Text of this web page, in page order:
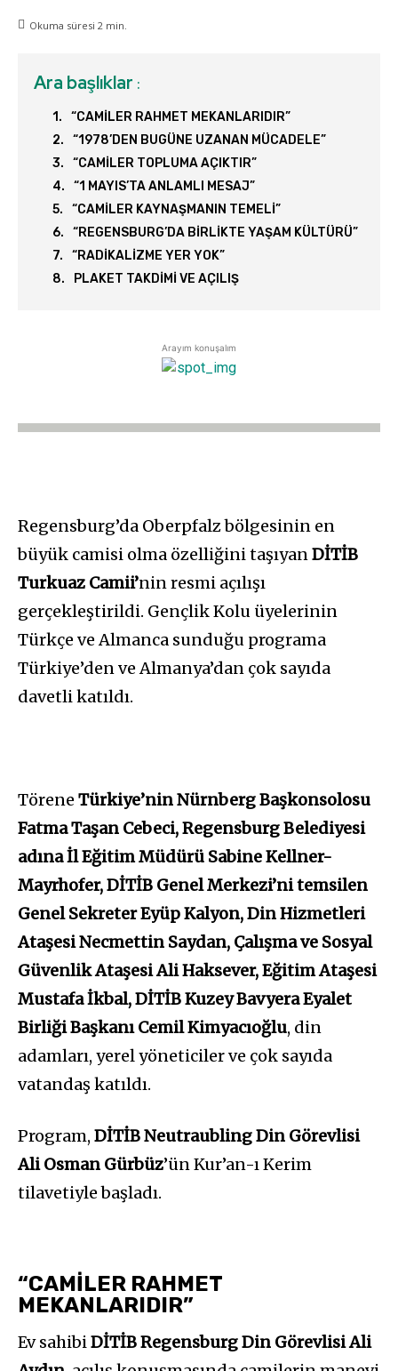
Okuma süresi 2 min.
Ara başlıklar :
“CAMİLER RAHMET MEKANLARIDIR”
“1978’DEN BUGÜNE UZANAN MÜCADELE”
“CAMİLER TOPLUMA AÇIKTIR”
“1 MAYIS’TA ANLAMLI MESAJ”
“CAMİLER KAYNAŞMANIN TEMELİ”
“REGENSBURG’DA BİRLİKTE YAŞAM KÜLTÜRÜ”
“RADİKALİZME YER YOK”
PLAKET TAKDİMİ VE AÇILIŞ
Arayım konuşalım
Regensburg’da Oberpfalz bölgesinin en
büyük camisi olma özelliğini taşıyanDİTİB
Turkuaz Camii’nin resmi açılışı
gerçekleştirildi. Gençlik Kolu üyelerinin
Türkçe ve Almanca sunduğu programa
Türkiye’den ve Almanya’dan çok sayıda
davetli katıldı.
Törene Türkiye’nin Nürnberg Başkonsolosu
Fatma Taşan Cebeci, Regensburg Belediyesi
adına İl Eğitim Müdürü Sabine Kellner-
Mayrhofer, DİTİB Genel Merkezi’ni temsilen
Genel Sekreter Eyüp Kalyon, Din Hizmetleri
Ataşesi Necmettin Saydan, Çalışma ve Sosyal
Güvenlik Ataşesi Ali Haksever, Eğitim Ataşesi
Mustafa İkbal, DİTİB Kuzey Bavyera Eyalet
Birliği Başkanı Cemil Kimyacıoğlu, din
adamları, yerel yöneticiler ve çok sayıda
vatandaş katıldı.
Program, DİTİB Neutraubling Din Görevlisi
Ali Osman Gürbüz’ün Kur’an-ı Kerim
tilavetiyle başladı.
“CAMİLER RAHMET
MEKANLARIDIR”
Ev sahibiDİTİB Regensburg Din Görevlisi Ali